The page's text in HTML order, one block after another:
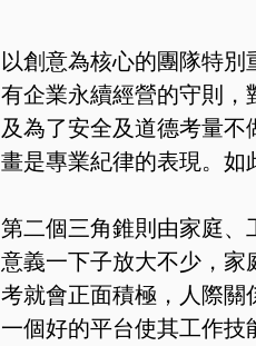
以創意為核心的團隊特
有企業永續經營的守則，
及為了安全及道德考量
畫是專業紀律的表現。如
第二個三角錐則由家庭、
意義一下子放大不少，家
考就會正面積極，人際
一個好的平台使其工作